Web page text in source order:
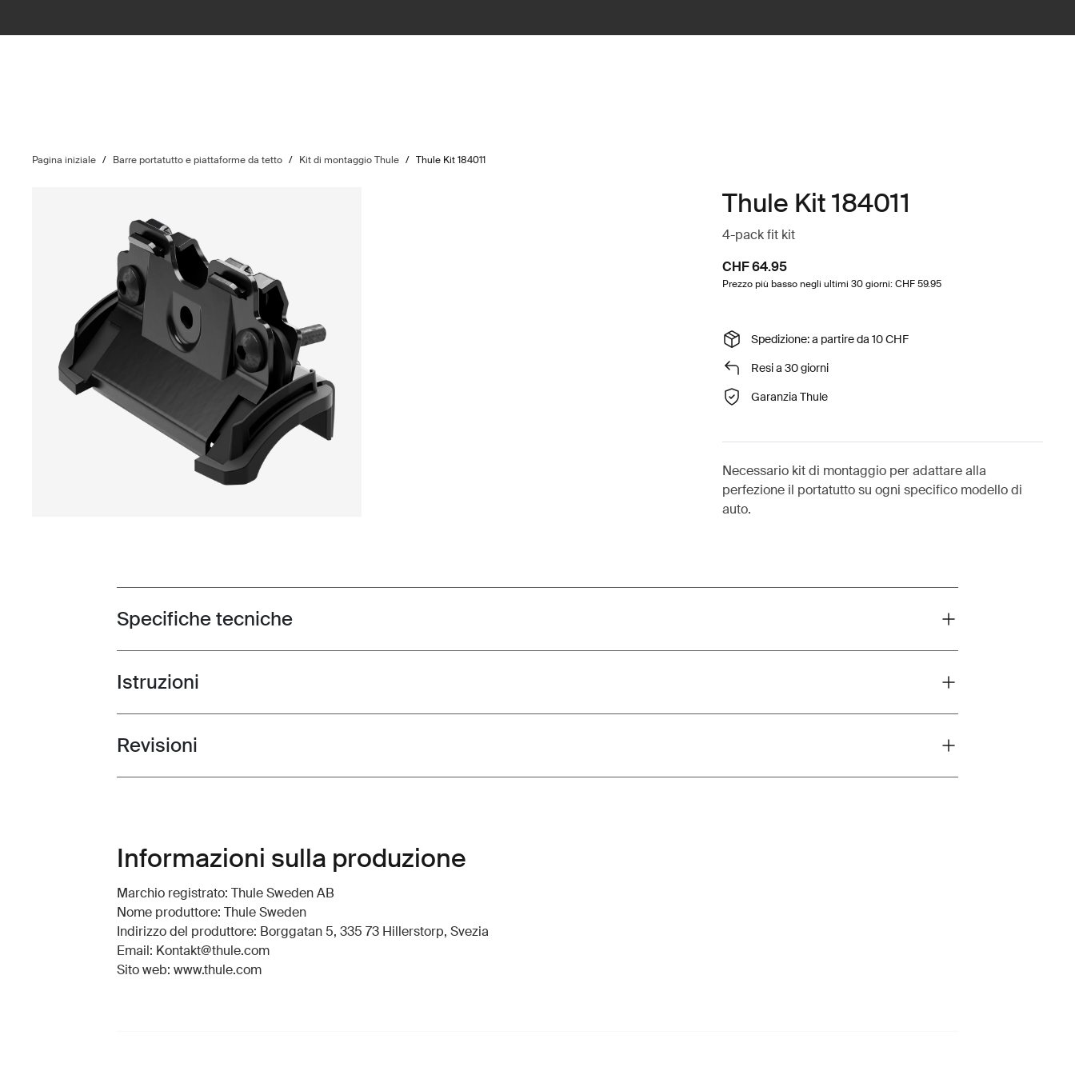
Pagina iniziale / Barre portatutto e piattaforme da tetto / Kit di montaggio Thule / Thule Kit 184011
Thule Kit 184011
4-pack fit kit
CHF 64.95
Prezzo più basso negli ultimi 30 giorni: CHF 59.95
Spedizione: a partire da 10 CHF
Resi a 30 giorni
Garanzia Thule
Necessario kit di montaggio per adattare alla
perfezione il portatutto su ogni specifico modello di
auto.
Toggle techspec
Specifiche tecniche
Toggle guides and instructions
Istruzioni
Toggle overview
Revisioni
Informazioni sulla produzione
Marchio registrato: Thule Sweden AB
Nome produttore: Thule Sweden
Indirizzo del produttore: Borggatan 5, 335 73 Hillerstorp, Svezia
Email: Kontakt@thule.com
Sito web: www.thule.com